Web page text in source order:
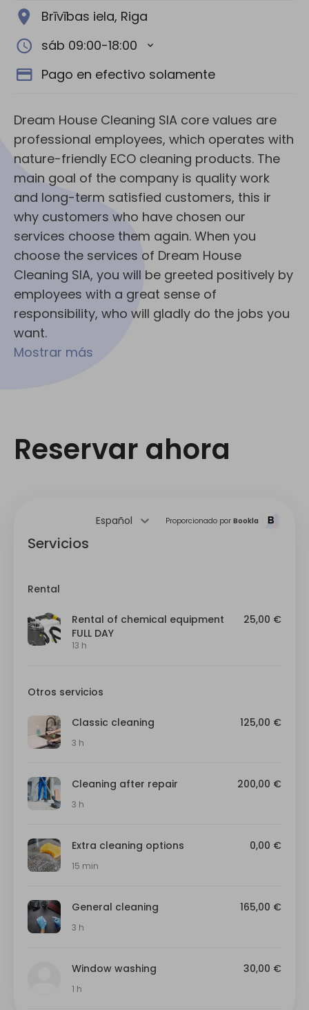
Brīvības iela, Riga
sáb 09:00-18:00
Pago en efectivo solamente
Dream House Cleaning SIA core values are
professional employees, which operates with
nature-friendly ECO cleaning products. The
main goal of the company is quality work
and long-term satisfied customers, this ir
why customers who have chosen our
services choose them again. When you
choose the services of Dream House
Cleaning SIA, you will be greeted positively by
employees with a great sense of
responsibility, who will gladly do the jobs you
want.
Mostrar más
Reservar ahora